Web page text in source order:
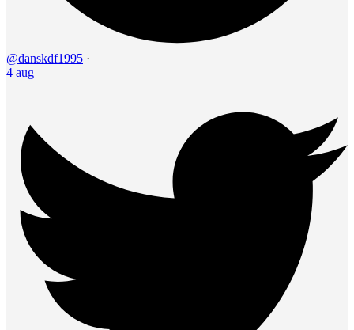
@danskdf1995 ·
4 aug